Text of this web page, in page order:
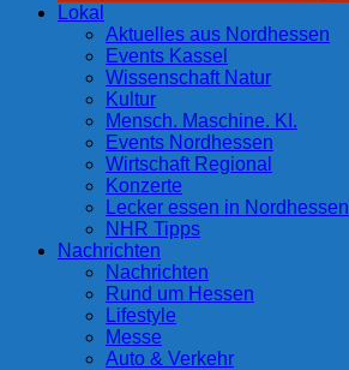
Lokal
Aktuelles aus Nordhessen
Events Kassel
Wissenschaft Natur
Kultur
Mensch. Maschine. KI.
Events Nordhessen
Wirtschaft Regional
Konzerte
Lecker essen in Nordhessen
NHR Tipps
Nachrichten
Nachrichten
Rund um Hessen
Lifestyle
Messe
Auto & Verkehr